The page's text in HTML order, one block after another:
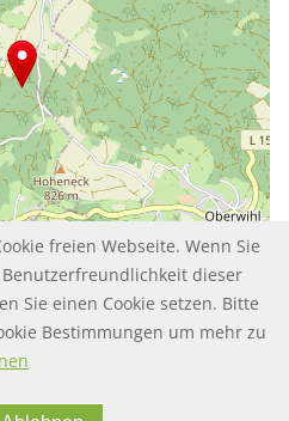
Leaflet | © contributors
freien Webseite. Wenn Sie
dieser
Sie einen Cookie setzen. Bitte
Bestimmungen um mehr zu